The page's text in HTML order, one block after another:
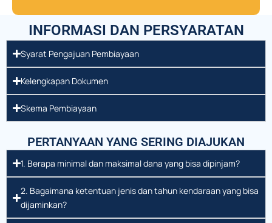
INFORMASI DAN PERSYARATAN
Syarat Pengajuan Pembiayaan
Kelengkapan Dokumen
Skema Pembiayaan
PERTANYAAN YANG SERING DIAJUKAN
1. Berapa minimal dan maksimal dana yang bisa dipinjam?
2. Bagaimana ketentuan jenis dan tahun kendaraan yang bisa
dijaminkan?